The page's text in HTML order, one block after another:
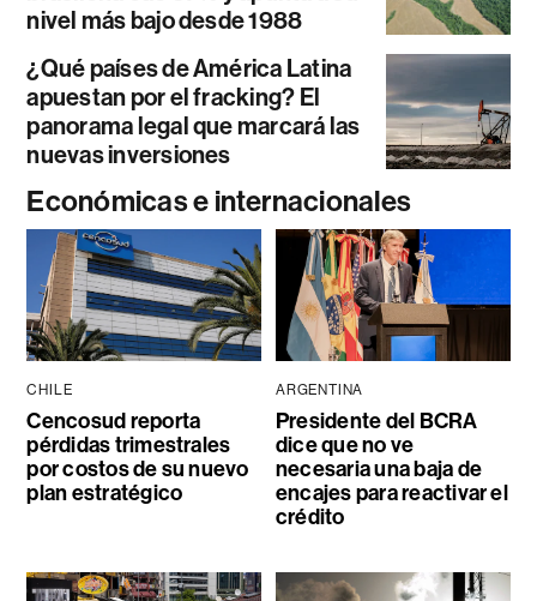
nivel más bajo desde 1988
¿Qué países de América Latina
apuestan por el fracking? El
panorama legal que marcará las
nuevas inversiones
Económicas e internacionales
CHILE
Cencosud reporta
pérdidas trimestrales
por costos de su nuevo
plan estratégico
ARGENTINA
Presidente del BCRA
dice que no ve
necesaria una baja de
encajes para reactivar el
crédito